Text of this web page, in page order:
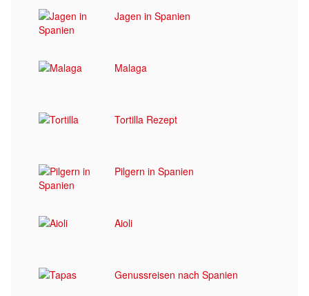
Jagen in Spanien
Malaga
Tortilla Rezept
Pilgern in Spanien
Aioli
Genussreisen nach Spanien